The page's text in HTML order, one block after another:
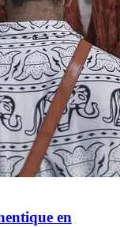
en